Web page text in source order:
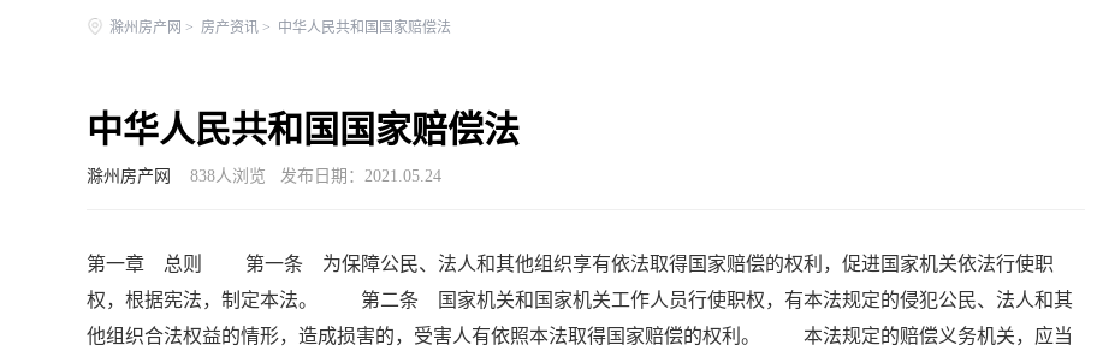
滁州房产网 > 房产资讯 > 中华人民共和国国家赔偿法
中华人民共和国国家赔偿法
滁州房产网 838人浏览 发布日期：2021.05.24
第一章 总则 第一条 为保障公民、法人和其他组织享有依法取得国家赔偿的权利，促进国家机关依法行使职
权，根据宪法，制定本法。 第二条 国家机关和国家机关工作人员行使职权，有本法规定的侵犯公民、法人和其
他组织合法权益的情形，造成损害的，受害人有依照本法取得国家赔偿的权利。 本法规定的赔偿义务机关，应当